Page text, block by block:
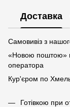
Доставка
Самовивіз з
«Новою поштою»
оператора
Кур'єром по
Готівкою при